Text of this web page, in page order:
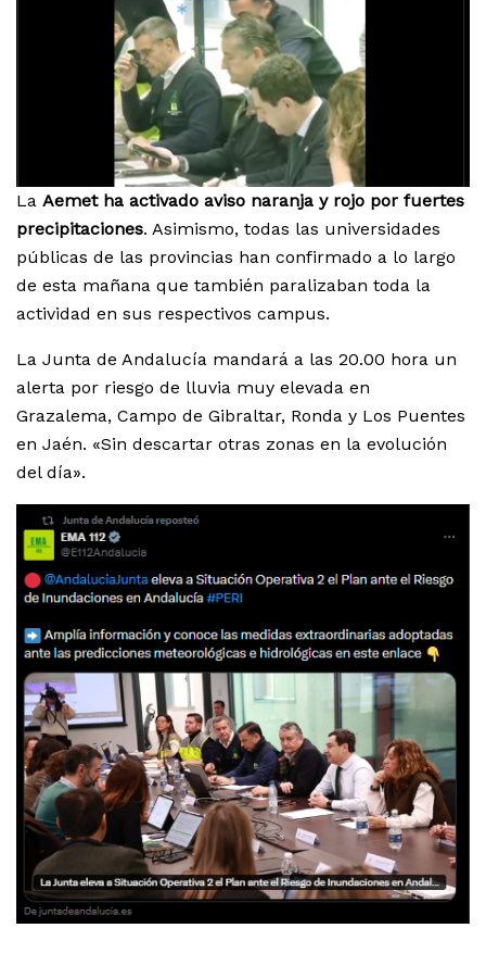
La Aemet ha activado aviso naranja y rojo por fuertes
precipitaciones. Asimismo, todas las universidades
públicas de las provincias han confirmado a lo largo
de esta mañana que también paralizaban toda la
actividad en sus respectivos campus.⁠
La Junta de Andalucía mandará a las 20.00 hora un
alerta por riesgo de lluvia muy elevada en
Grazalema, Campo de Gibraltar, Ronda y Los Puentes
en Jaén. «Sin descartar otras zonas en la evolución
del día».